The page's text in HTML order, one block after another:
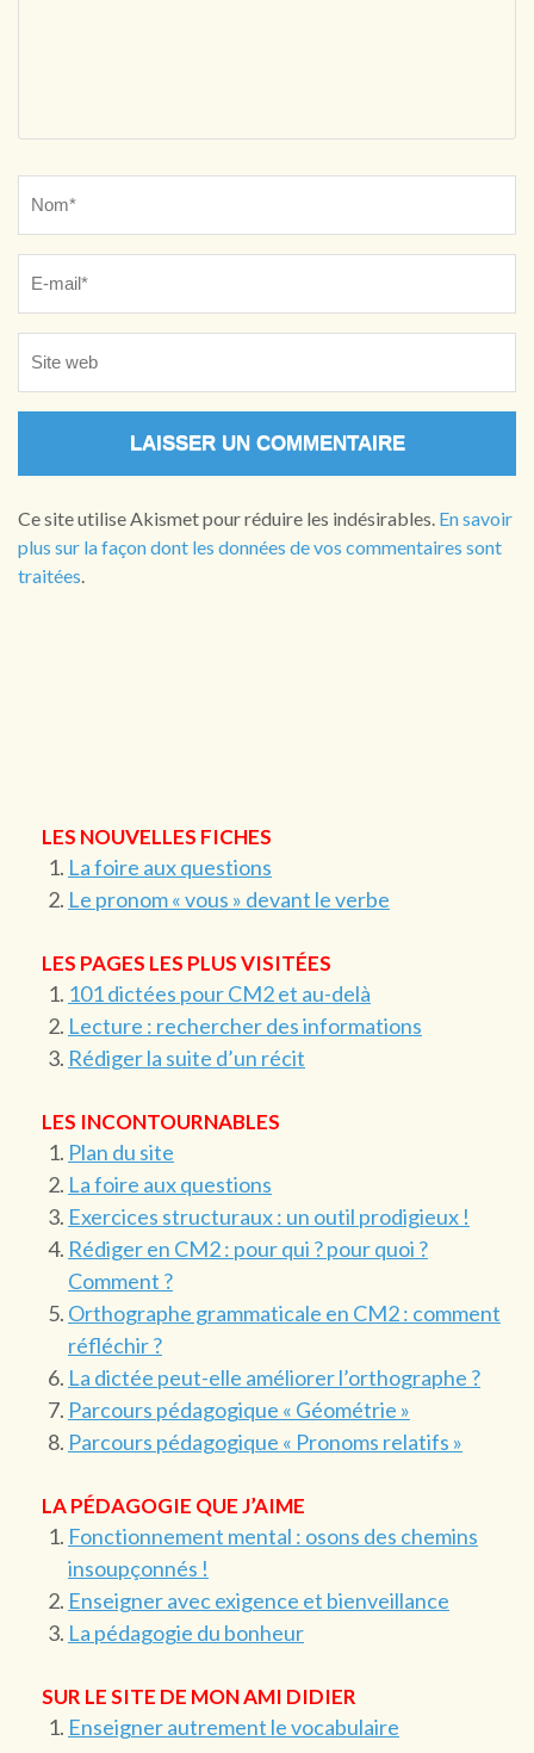
Ce site utilise Akismet pour réduire les indésirables. En savoir
plus sur la façon dont les données de vos commentaires sont
traitées
LES NOUVELLES FICHES
La foire aux questions
Le pronom « vous » devant le verbe
LES PAGES LES PLUS VISITÉES
101 dictées pour CM2 et au-delà
Lecture : rechercher des informations
Rédiger la suite d’un récit
LES INCONTOURNABLES
Plan du site
La foire aux questions
Exercices structuraux : un outil prodigieux !
Rédiger en CM2 : pour qui ? pour quoi ?
Comment ?
Orthographe grammaticale en CM2 : comment
réfléchir ?
La dictée peut-elle améliorer l’orthographe ?
Parcours pédagogique « Géométrie »
Parcours pédagogique « Pronoms relatifs »
LA PÉDAGOGIE QUE J’AIME
Fonctionnement mental : osons des chemins
insoupçonnés !
Enseigner avec exigence et bienveillance
La pédagogie du bonheur
SUR LE SITE DE MON AMI DIDIER
Enseigner autrement le vocabulaire